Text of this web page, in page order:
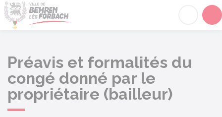
Préavis et formalités du
congé donné par le
propriétaire (bailleur)